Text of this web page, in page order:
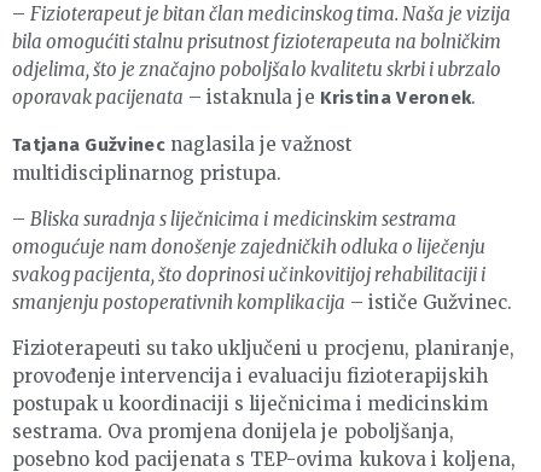
– Fizioterapeut je bitan član medicinskog tima. Naša je vizija
bila omogućiti stalnu prisutnost fizioterapeuta na bolničkim
odjelima, što je značajno poboljšalo kvalitetu skrbi i ubrzalo
oporavak pacijenata – istaknula je Kristina Veronek.
Tatjana Gužvinecnaglasila je važnost
multidisciplinarnog pristupa.
– Bliska suradnja s liječnicima i medicinskim sestrama
omogućuje nam donošenje zajedničkih odluka o liječenju
svakog pacijenta, što doprinosi učinkovitijoj rehabilitaciji i
smanjenju postoperativnih komplikacija – ističe Gužvinec.
Fizioterapeuti su tako uključeni u procjenu, planiranje,
provođenje intervencija i evaluaciju fizioterapijskih
postupak u koordinaciji s liječnicima i medicinskim
sestrama. Ova promjena donijela je poboljšanja,
posebno kod pacijenata s TEP-ovima kukova i koljena,